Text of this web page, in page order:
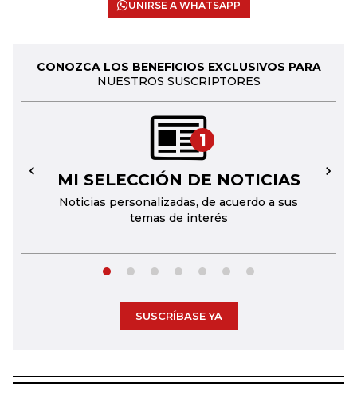
UNIRSE A WHATSAPP
CONOZCA LOS BENEFICIOS EXCLUSIVOS PARA
NUESTROS SUSCRIPTORES
1
MI SELECCIÓN DE NOTICIAS
Noticias personalizadas, de acuerdo a sus
temas de interés
← →
SUSCRÍBASE YA